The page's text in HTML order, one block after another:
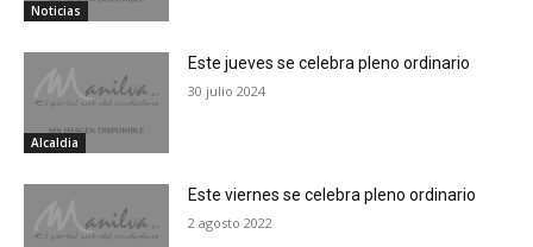
Noticias
Alcaldia
Este jueves se celebra pleno ordinario
30 julio 2024
Este viernes se celebra pleno ordinario
2 agosto 2022